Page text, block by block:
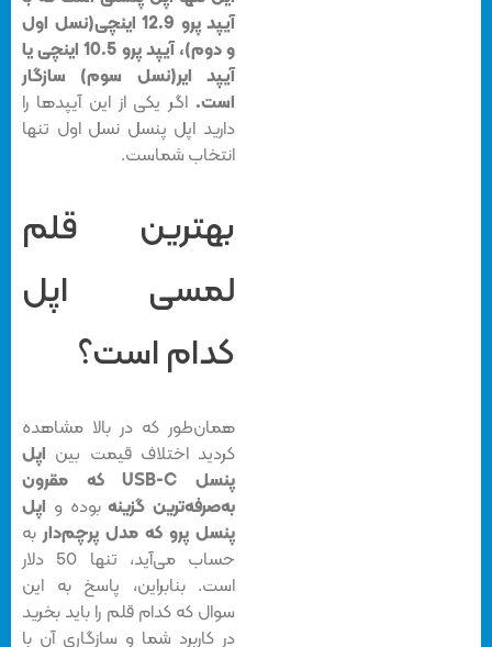
آیپد پرو 12.9 اینچی(نسل اول
و دوم)، آیپد پرو 10.5 اینچی یا
آیپد ایر(نسل سوم) سازگار
است.اگر یکی از این آیپدها را
دارید اپل پنسل نسل اول تنها
انتخاب شماست.
بهترین قلم
لمسی اپل
کدام است؟
همان‌طور که در بالا مشاهده
کردید اختلاف قیمت بین اپل
پنسل USB-C که مقرون
به‌صرفه‌ترین گزینهبوده واپل
پنسل پرو که مدل پرچم‌داربه
حساب می‎‌آید، تنها 50 دلار
است. بنابراین، پاسخ به این
سوال که کدام قلم را باید بخرید
در کاربرد شما و سازگاری آن با